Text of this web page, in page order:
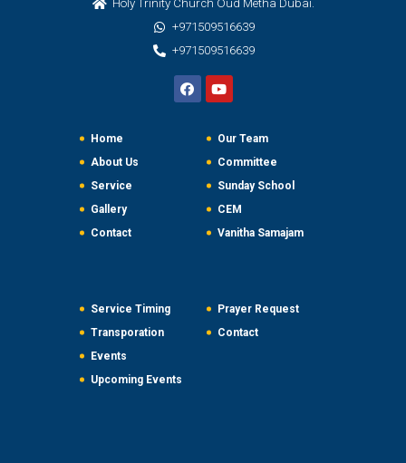
Holy Trinity Church Oud Metha Dubai.
+971509516639
+971509516639
Home
About Us
Service
Gallery
Contact
Our Team
Committee
Sunday School
CEM
Vanitha Samajam
Service Timing
Transporation
Events
Upcoming Events
Prayer Request
Contact